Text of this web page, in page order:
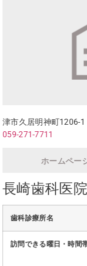
津市久居明神町1206-1
059-271-7711
ホームペー
長崎歯科医院
歯科診療所名
訪問できる曜日・時間